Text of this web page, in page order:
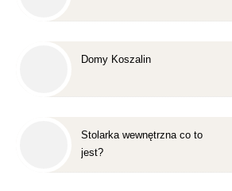
Domy Koszalin
Stolarka wewnętrzna co to
jest?